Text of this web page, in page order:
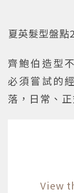
夏英髮型盤點
齊鮑伯造型
必須嘗試的
落，日常、
View